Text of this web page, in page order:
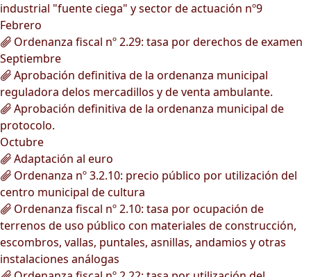
industrial "fuente ciega" y sector de actuación nº9
Febrero
Ordenanza fiscal nº 2.29: tasa por derechos de examen
Septiembre
Aprobación definitiva de la ordenanza municipal
reguladora delos mercadillos y de venta ambulante.
Aprobación definitiva de la ordenanza municipal de
protocolo.
Octubre
Adaptación al euro
Ordenanza nº 3.2.10: precio público por utilización del
centro municipal de cultura
Ordenanza fiscal nº 2.10: tasa por ocupación de
terrenos de uso público con materiales de construcción,
escombros, vallas, puntales, asnillas, andamios y otras
instalaciones análogas